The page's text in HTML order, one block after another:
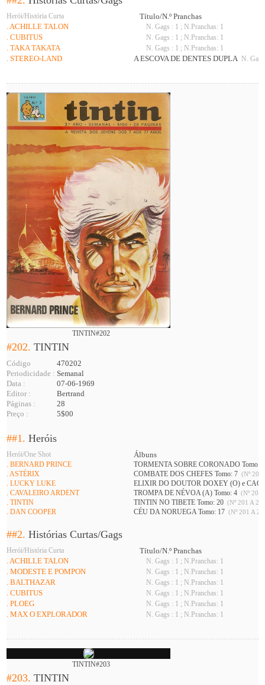
Herói/História Curta
Título/N.º Pranchas
. ACHILLE TALON
N. Gags : 1 ; N.Pranchas: 1
. CUBITUS N. Gags : 1 ; N.Pranchas: 1
. TAKA TAKATA N. Gags : 1 ; N.Pranchas: 1
. STEREO-LAND A ESCOVA DE DENTES DUPLA N.
TINTIN#202
#202.TINTIN
Código
470202
Periodicidade : Semanal
Data :
07-06-1969
Editor :
Bertrand
Páginas :
28
Preço :
5$00
##1.Heróis
Herói/One Shot Álbuns
. BERNARD PRINCE
TORMENTA SOBRE CORONADO Tomo:
. ASTÉRIX
COMBATE DOS CHEFES Tomo: 7 (Nº 201
. LUCKY LUKE
ELIXIR DO DOUTOR DOXEY (O) e
. CAVALEIRO ARDENT
TROMPA DE NÉVOA (A) Tomo: 4 (Nº 201
. TINTIN TINTIN NO TIBETE Tomo: 20 (Nº 201 A
. DAN COOPER CÉU DA NORUEGA Tomo: 17 (Nº 201 A
##2.Histórias Curtas/Gags
Herói/História Curta
Título/N.º Pranchas
. ACHILLE TALON
N. Gags : 1 ; N.Pranchas: 1
. MODESTE E POMPON N. Gags : 1 ; N.Pranchas: 1
. BALTHAZAR N. Gags : 1 ; N.Pranchas: 1
. CUBITUS N. Gags : 1 ; N.Pranchas: 1
. PLOEG N. Gags : 1 ; N.Pranchas: 1
. MAX O EXPLORADOR N. Gags : 1 ; N.Pranchas: 1
TINTIN#203
#203.TINTIN